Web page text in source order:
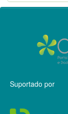
Suportado por